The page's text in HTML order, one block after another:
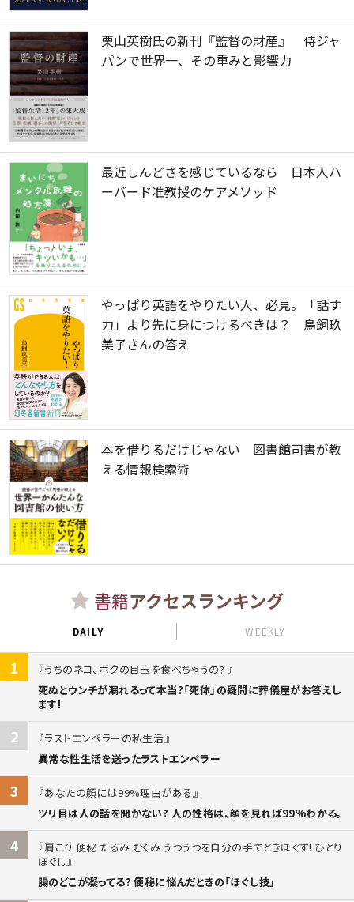
栗山英樹氏の新刊『監督の財産』 侍ジャ
パンで世界一、その重みと影響力
最近しんどさを感じているなら 日本人ハ
ーバード准教授のケアメソッド
やっぱり英語をやりたい人、必見。「話す
力」より先に身につけるべきは？ 鳥飼玖
美子さんの答え
本を借りるだけじゃない 図書館司書が教
える情報検索術
書籍アクセスランキング
DAILY WEEKLY
1
うちのネコ、ボクの目玉を食べちゃうの?
死ぬとウンチが漏れるって本当?「死体」の疑問に葬儀屋がお答えし
ます!
2
ラストエンペラーの私生活
異常な性生活を送ったラストエンペラー
3
あなたの顔には99%理由がある
ツリ目は人の話を聞かない? 人の性格は、顔を見れば99%わかる。
4
肩こり 便秘 たるみ むくみ うつうつを自分の手でときほぐす! ひとり
ほぐし
腸のどこが凝ってる? 便秘に悩んだときの「ほぐし技」